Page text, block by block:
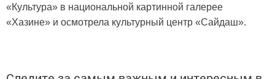
«Культура» в национальной картинной галерее
«Хазине» и осмотрела культурный центр «Сайдаш».